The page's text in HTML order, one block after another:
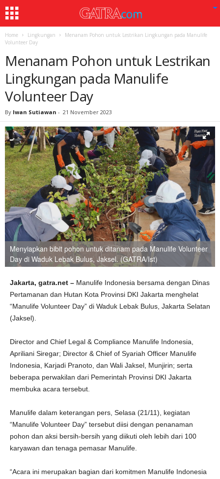
Home Lingkungan
Menanam Pohon untuk Lestrikan Lingkungan pada Manulife
Volunteer Day
Menanam Pohon untuk Lestrikan
Lingkungan pada Manulife
Volunteer Day
By Iwan Sutiawan - 21 November 2023
Menyiapkan bibit pohon untuk ditanam pada Manulife Volunteer
Day di Waduk Lebak Bulus, Jaksel. (GATRA/Ist)
Jakarta, gatra.net – Manulife Indonesia bersama dengan Dinas
Pertamanan dan Hutan Kota Provinsi DKI Jakarta menghelat
“Manulife Volunteer Day” di Waduk Lebak Bulus, Jakarta Selatan
(Jaksel).
Director and Chief Legal & Compliance Manulife Indonesia,
Apriliani Siregar; Director & Chief of Syariah Officer Manulife
Indonesia, Karjadi Pranoto, dan Wali Jaksel, Munjirin; serta
beberapa perwakilan dari Pemerintah Provinsi DKI Jakarta
membuka acara tersebut.
Manulife dalam keterangan pers, Selasa (21/11), kegiatan
“Manulife Volunteer Day” tersebut diisi dengan penanaman
pohon dan aksi bersih-bersih yang diikuti oleh lebih dari 100
karyawan dan tenaga pemasar Manulife.
“Acara ini merupakan bagian dari komitmen Manulife Indonesia